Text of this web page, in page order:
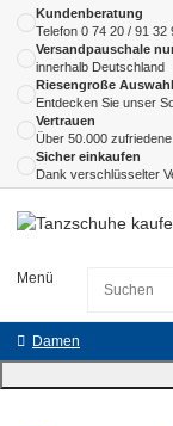
Kundenberatung
Telefon 0 74 20 / 91 32
Versandpauschale
innerhalb Deutschland
Riesengroße Auswahl
Entdecken Sie unser
Vertrauen
Über 50.000
Sicher einkaufen
Dank verschlüsselter
Menü
Damen